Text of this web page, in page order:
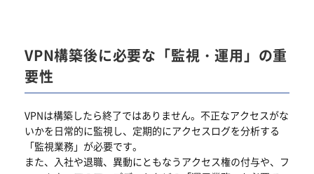
VPN構築後に必要な「監視・運用」の重
要性
VPNは構築したら終了ではありません。不正なアクセスがな
いかを日常的に監視し、定期的にアクセスログを分析する
「監視業務」が必要です。
また、入社や退職、異動にともなうアクセス権の付与や、フ